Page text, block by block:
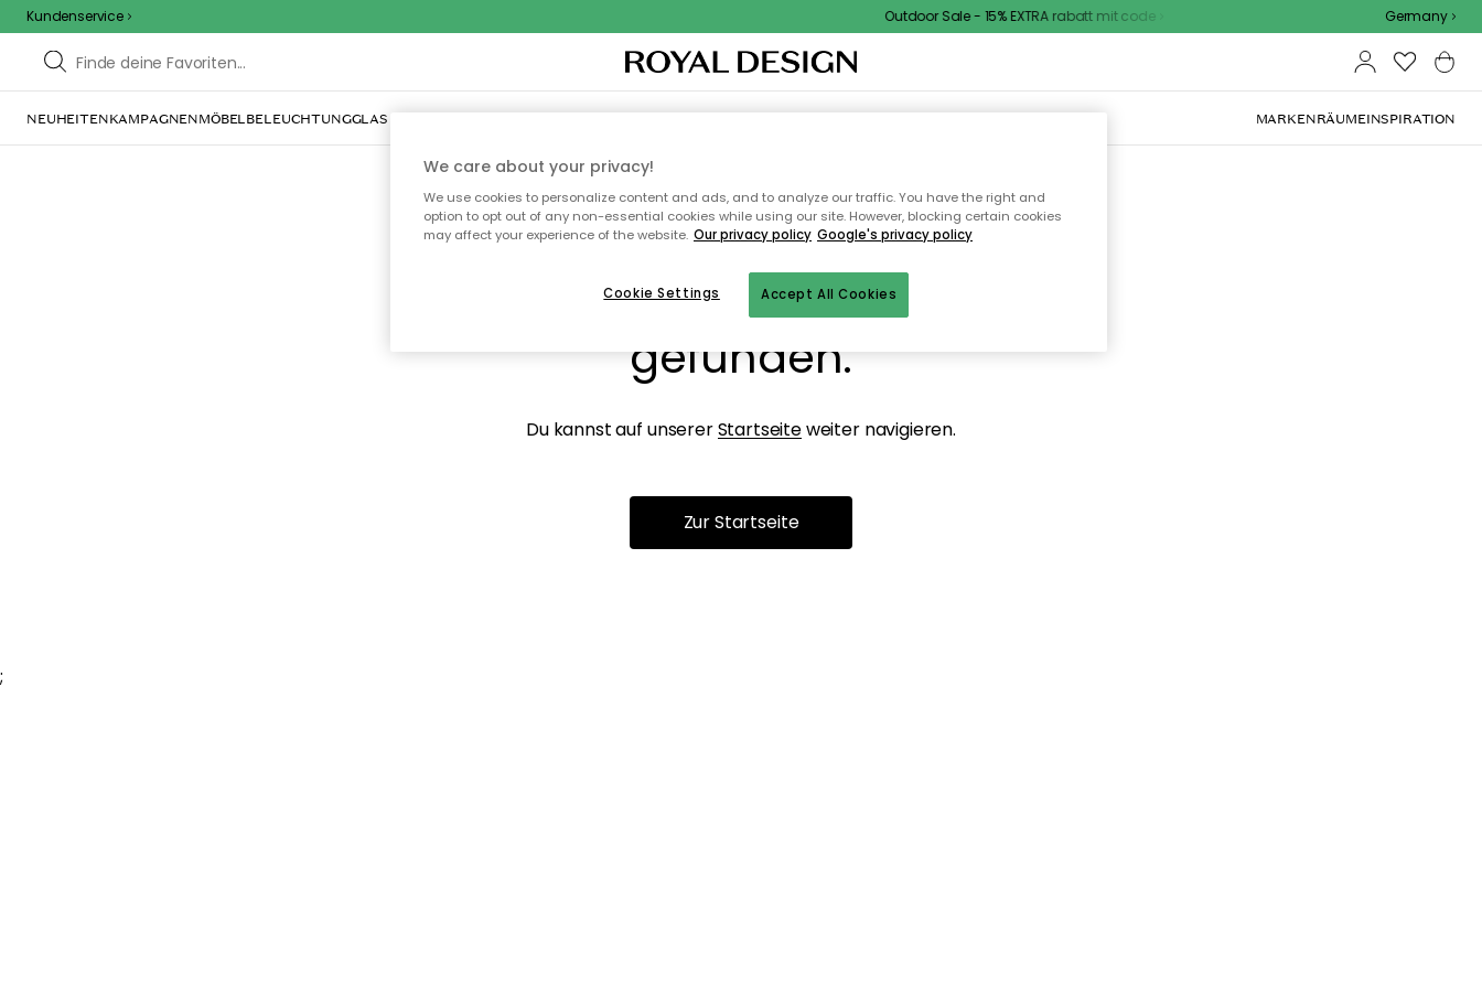
Kundenservice Outdoor Sale - 15% EXTRA rabatt mit code Germany
NEUHEITENKAMPAGNENMÖBELBELEUCHTUNGGLAS & GESCHIRRINNENEINRICHTUNGTEXTILIEN & TEPPICHEKÜCHEAUFBEWAHRUNGOUTDOOR-MÖBEL MARKENRÄUMEINSPIRATION
Ooops, die Seite wurde nicht
gefunden.
Du kannst auf unsererStartseiteweiter navigieren.
Zur Startseite
;
We care about your privacy!
We use cookies to personalize content and ads, and to analyze our traffic. You have the right and
option to opt out of any non-essential cookies while using our site. However, blocking certain cookies
may affect your experience of the website. Our privacy policy Google's privacy policy
Accept All Cookies
Cookie Settings